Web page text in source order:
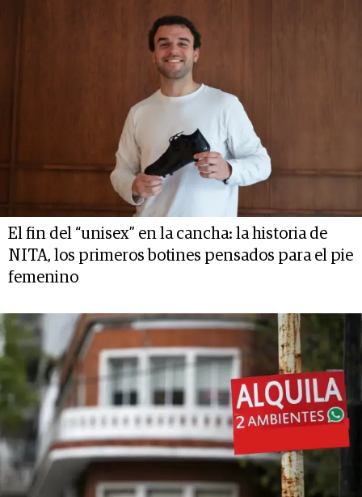
El fin del “unisex” en la cancha: la historia de
NITA, los primeros botines pensados para el pie
femenino